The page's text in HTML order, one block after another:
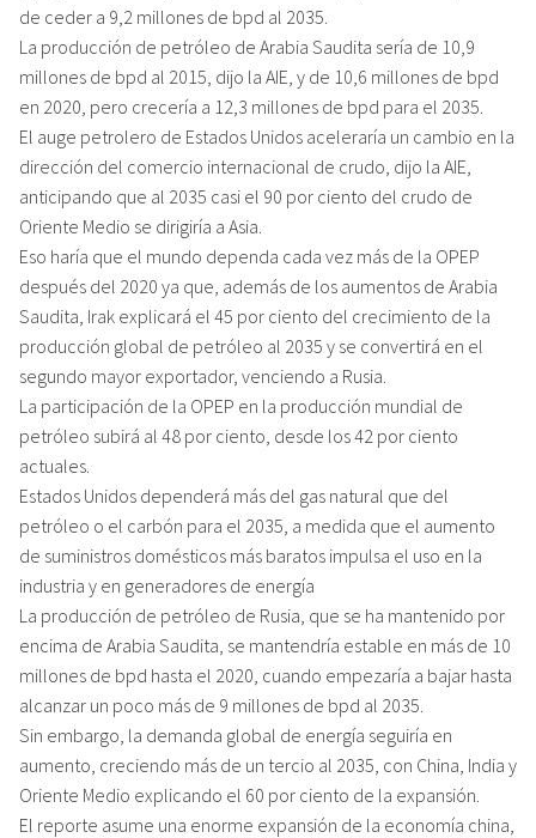
de ceder a 9,2 millones de bpd al 2035.
La producción de petróleo de Arabia Saudita sería de 10,9
millones de bpd al 2015, dijo la AIE, y de 10,6 millones de bpd
en 2020, pero crecería a 12,3 millones de bpd para el 2035.
El auge petrolero de Estados Unidos aceleraría un cambio en la
dirección del comercio internacional de crudo, dijo la AIE,
anticipando que al 2035 casi el 90 por ciento del crudo de
Oriente Medio se dirigiría a Asia.
Eso haría que el mundo dependa cada vez más de la OPEP
después del 2020 ya que, además de los aumentos de Arabia
Saudita, Irak explicará el 45 por ciento del crecimiento de la
producción global de petróleo al 2035 y se convertirá en el
segundo mayor exportador, venciendo a Rusia.
La participación de la OPEP en la producción mundial de
petróleo subirá al 48 por ciento, desde los 42 por ciento
actuales.
Estados Unidos dependerá más del gas natural que del
petróleo o el carbón para el 2035, a medida que el aumento
de suministros domésticos más baratos impulsa el uso en la
industria y en generadores de energía
La producción de petróleo de Rusia, que se ha mantenido por
encima de Arabia Saudita, se mantendría estable en más de 10
millones de bpd hasta el 2020, cuando empezaría a bajar hasta
alcanzar un poco más de 9 millones de bpd al 2035.
Sin embargo, la demanda global de energía seguiría en
aumento, creciendo más de un tercio al 2035, con China, India y
Oriente Medio explicando el 60 por ciento de la expansión.
El reporte asume una enorme expansión de la economía china,